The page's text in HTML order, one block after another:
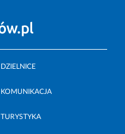
DZIELNICE
KOMUNIKACJA
TURYSTYKA